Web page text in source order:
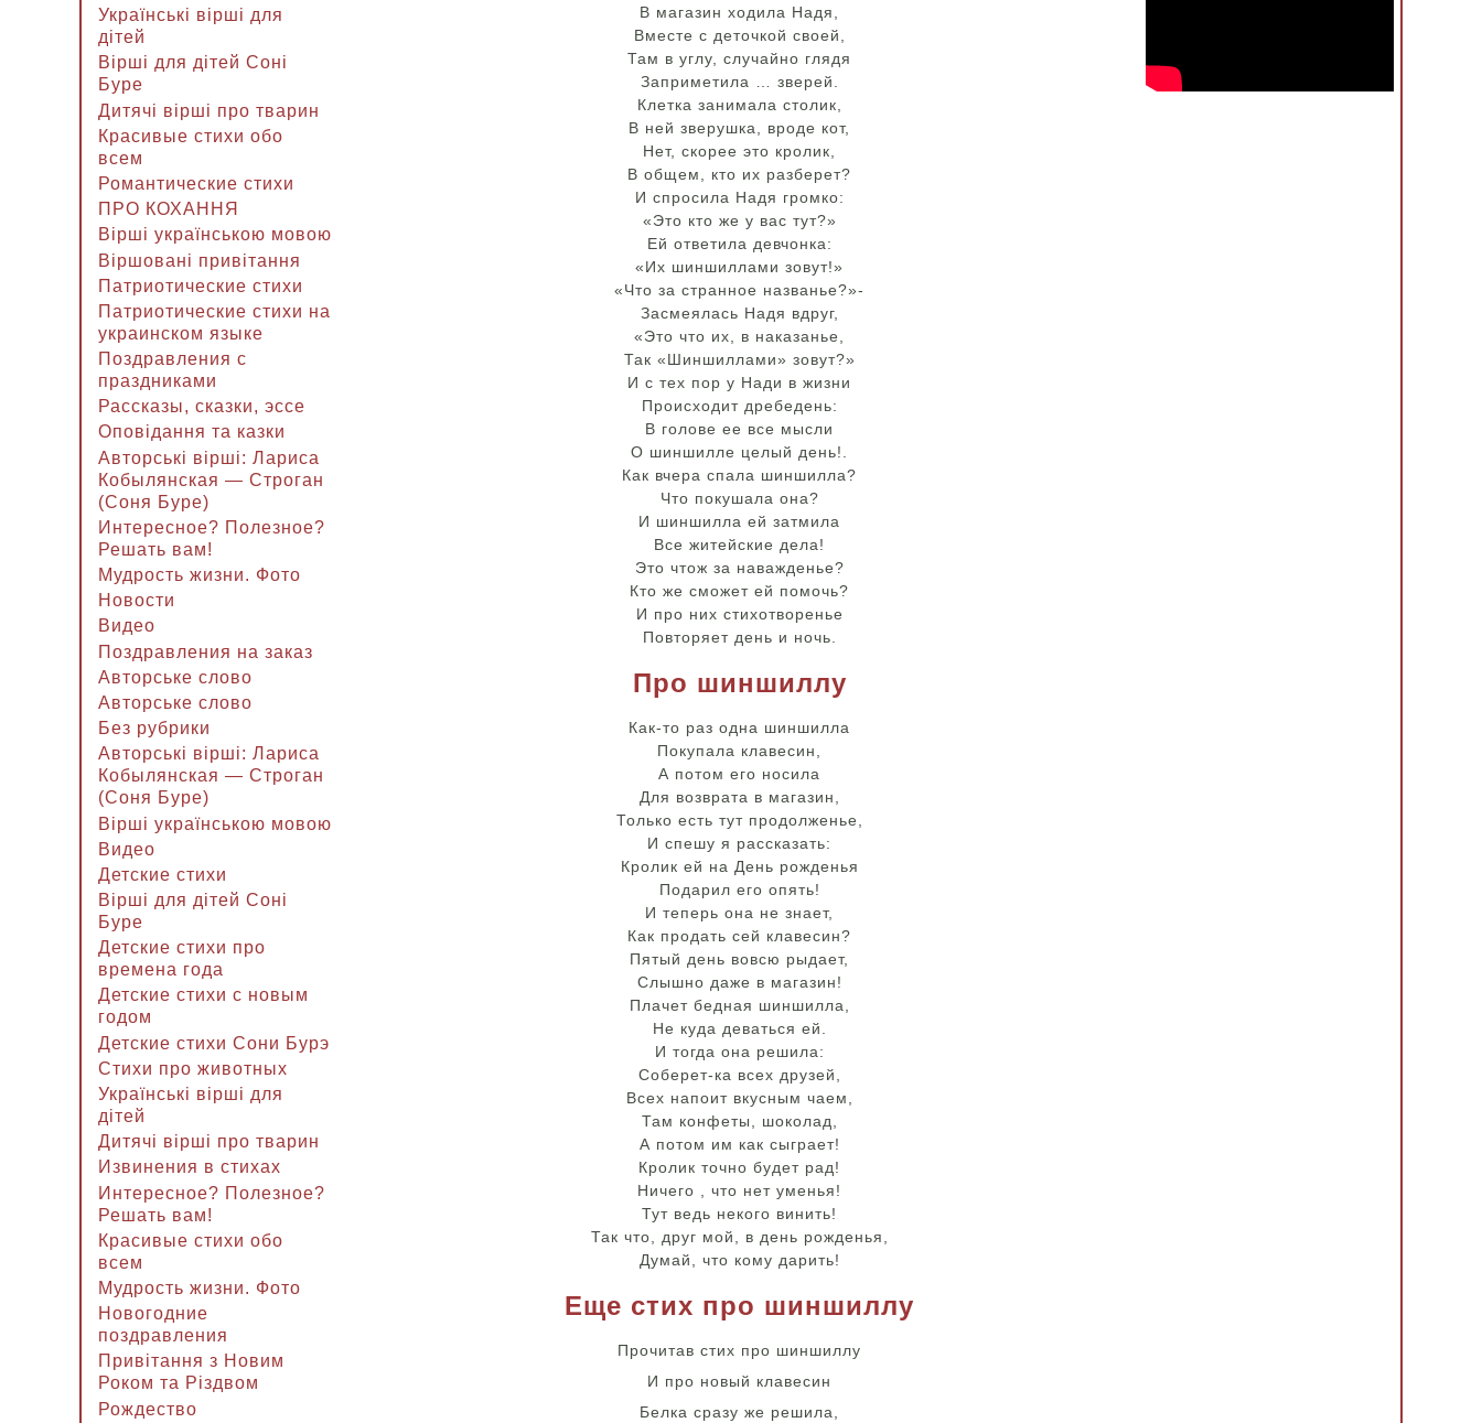
Українські вірші для
дітей
Вірші для дітей Соні
Буре
Дитячі вірші про тварин
Красивые стихи обо
всем
Романтические стихи
ПРО КОХАННЯ
Вірші українською мовою
Віршовані привітання
Патриотические стихи
Патриотические стихи на
украинском языке
Поздравления с
праздниками
Рассказы, сказки, эссе
Оповідання та казки
Авторські вірші: Лариса
Кобылянская — Строган
(Соня Буре)
Интересное? Полезное?
Решать вам!
Мудрость жизни. Фото
Новости
Видео
Поздравления на заказ
Авторське слово
Авторське слово
Без рубрики
Авторські вірші: Лариса
Кобылянская — Строган
(Соня Буре)
Вірші українською мовою
Видео
Детские стихи
Вірші для дітей Соні
Буре
Детские стихи про
времена года
Детские стихи с новым
годом
Детские стихи Сони Бурэ
Стихи про животных
Українські вірші для
дітей
Дитячі вірші про тварин
Извинения в стихах
Интересное? Полезное?
Решать вам!
Красивые стихи обо
всем
Мудрость жизни. Фото
Новогодние
поздравления
Привітання з Новим
Роком та Різдвом
Рождество
В магазин ходила Надя,
Вместе с деточкой своей,
Там в углу, случайно глядя
Заприметила … зверей.
Клетка занимала столик,
В ней зверушка, вроде кот,
Нет, скорее это кролик,
В общем, кто их разберет?
И спросила Надя громко:
«Это кто же у вас тут?»
Ей ответила девчонка:
«Их шиншиллами зовут!»
«Что за странное названье?»-
Засмеялась Надя вдруг,
«Это что их, в наказанье,
Так «Шиншиллами» зовут?»
И с тех пор у Нади в жизни
Происходит дребедень:
В голове ее все мысли
О шиншилле целый день!.
Как вчера спала шиншилла?
Что покушала она?
И шиншилла ей затмила
Все житейские дела!
Это чтож за наважденье?
Кто же сможет ей помочь?
И про них стихотворенье
Повторяет день и ночь.
Про шиншиллу
Как-то раз одна шиншилла
Покупала клавесин,
А потом его носила
Для возврата в магазин,
Только есть тут продолженье,
И спешу я рассказать:
Кролик ей на День рожденья
Подарил его опять!
И теперь она не знает,
Как продать сей клавесин?
Пятый день вовсю рыдает,
Слышно даже в магазин!
Плачет бедная шиншилла,
Не куда деваться ей.
И тогда она решила:
Соберет-ка всех друзей,
Всех напоит вкусным чаем,
Там конфеты, шоколад,
А потом им как сыграет!
Кролик точно будет рад!
Ничего , что нет уменья!
Тут ведь некого винить!
Так что, друг мой, в день рожденья,
Думай, что кому дарить!
Еще стих про шиншиллу
Прочитав стих про шиншиллу
И про новый клавесин
Белка сразу же решила,